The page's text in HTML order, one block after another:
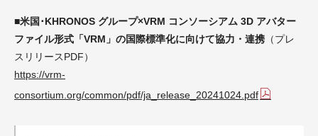
■米国･KHRONOS グループ×VRM コンソーシアム 3D アバター
ファイル形式「VRM」の国際標準化に向けて協力・連携 （プレ
スリリースPDF）
https://vrm-
consortium.org/common/pdf/ja_release_20241024.pdf